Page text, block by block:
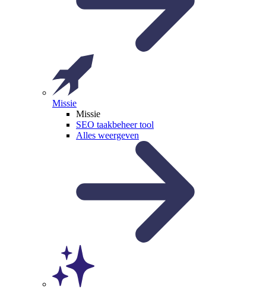
Missie
Missie
SEO taakbeheer tool
Alles weergeven